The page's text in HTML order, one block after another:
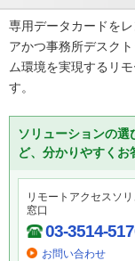
専用データカードを
アかつ事務所デスク
ム環境を実現するリ
す。
ソリューションの
ど、分かりやすくお
リモートアクセスソ
窓口
03-3514-
お問い合わせ